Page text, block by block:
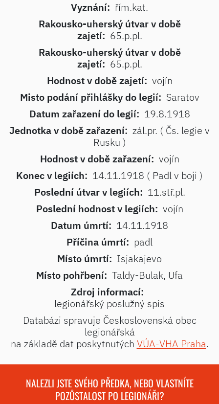
Vyznání: řím.kat.
Rakousko-uherský útvar v době
zajetí: 65.p.pl.
Rakousko-uherský útvar v době
zajetí: 65.p.pl.
Hodnost v době zajetí: vojín
Misto podání přihlášky do legií: Saratov
Datum zařazení do legií: 19.8.1918
Jednotka v době zařazení: zál.pr. ( Čs. legie v
Rusku )
Hodnost v době zařazení: vojín
Konec v legiích: 14.11.1918 ( Padl v boji )
Poslední útvar v legiích: 11.stř.pl.
Poslední hodnost v legiích: vojín
Datum úmrtí: 14.11.1918
Příčina úmrtí: padl
Místo úmrtí: Isjakajevo
Místo pohřbení: Taldy-Bulak, Ufa
Zdroj informací:
legionářský poslužný spis
Databázi spravuje Československá obec
legionářská
na základě dat poskytnutých VÚA-VHA Praha.
NALEZLI JSTE SVÉHO PŘEDKA, NEBO VLASTNÍTE
POZŮSTALOST PO LEGIONÁŘI?